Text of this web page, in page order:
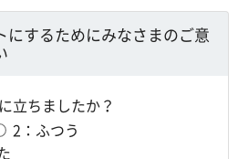
にするためにみなさまのご意
立ちましたか？
2：ふつう